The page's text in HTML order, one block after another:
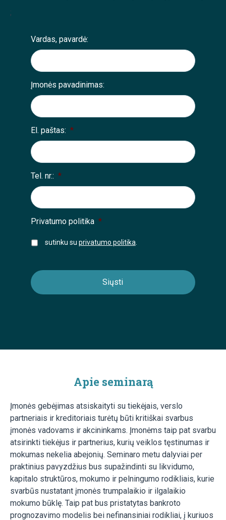
;
Vardas, pavardė:
Įmonės pavadinimas:
El. paštas: *
Tel. nr.: *
Privatumo politika *
sutinku su privatumo politika
Apie seminarą
Įmonės gebėjimas atsiskaityti su tiekėjais, verslo
partneriais ir kreditoriais turėtų būti kritiškai svarbus
įmonės vadovams ir akcininkams. Įmonėms taip pat svarbu
atsirinkti tiekėjus ir partnerius, kurių veiklos tęstinumas ir
mokumas nekelia abejonių. Seminaro metu dalyviai per
praktinius pavyzdžius bus supažindinti su likvidumo,
kapitalo struktūros, mokumo ir pelningumo rodikliais, kurie
svarbūs nustatant įmonės trumpalaikio ir ilgalaikio
mokumo būklę. Taip pat bus pristatytas bankroto
prognozavimo modelis bei nefinansiniai rodikliai, į kuriuos